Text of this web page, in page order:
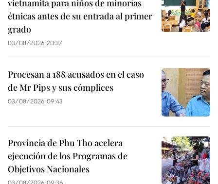
vietnamita para niños de minorías
étnicas antes de su entrada al primer
grado
03/08/2026 20:37
Procesan a 188 acusados en el caso
de Mr Pips y sus cómplices
03/08/2026 09:43
Provincia de Phu Tho acelera
ejecución de los Programas de
Objetivos Nacionales